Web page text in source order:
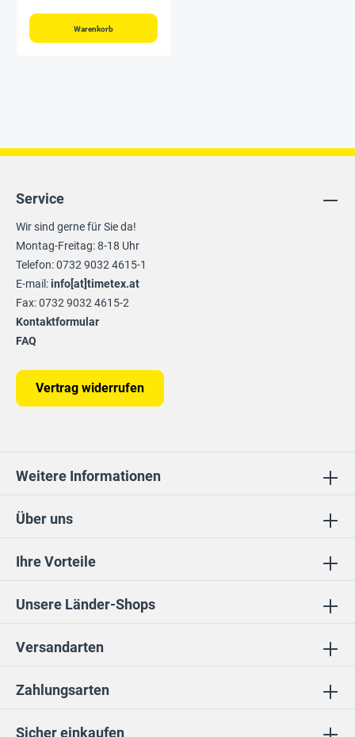
Warenkorb
Ihre Vorteile
Unsere Länder-Shops
Sicher einkaufen
Über uns
Service
Wir sind gerne für Sie da!
Montag-Freitag: 8-18 Uhr
Telefon: 0732 9032 4615-1
E-mail:info[at]timetex.at
Fax: 0732 9032 4615-2
Kontaktformular
FAQ
Vertrag widerrufen
Weitere Informationen
Zahlungsarten
Versandarten